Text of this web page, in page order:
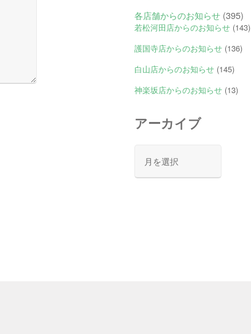
各店舗からのお知らせ (395)
若松河田店からのお知らせ (143)
護国寺店からのお知らせ (136)
白山店からのお知らせ (145)
神楽坂店からのお知らせ (13)
アーカイブ
カ